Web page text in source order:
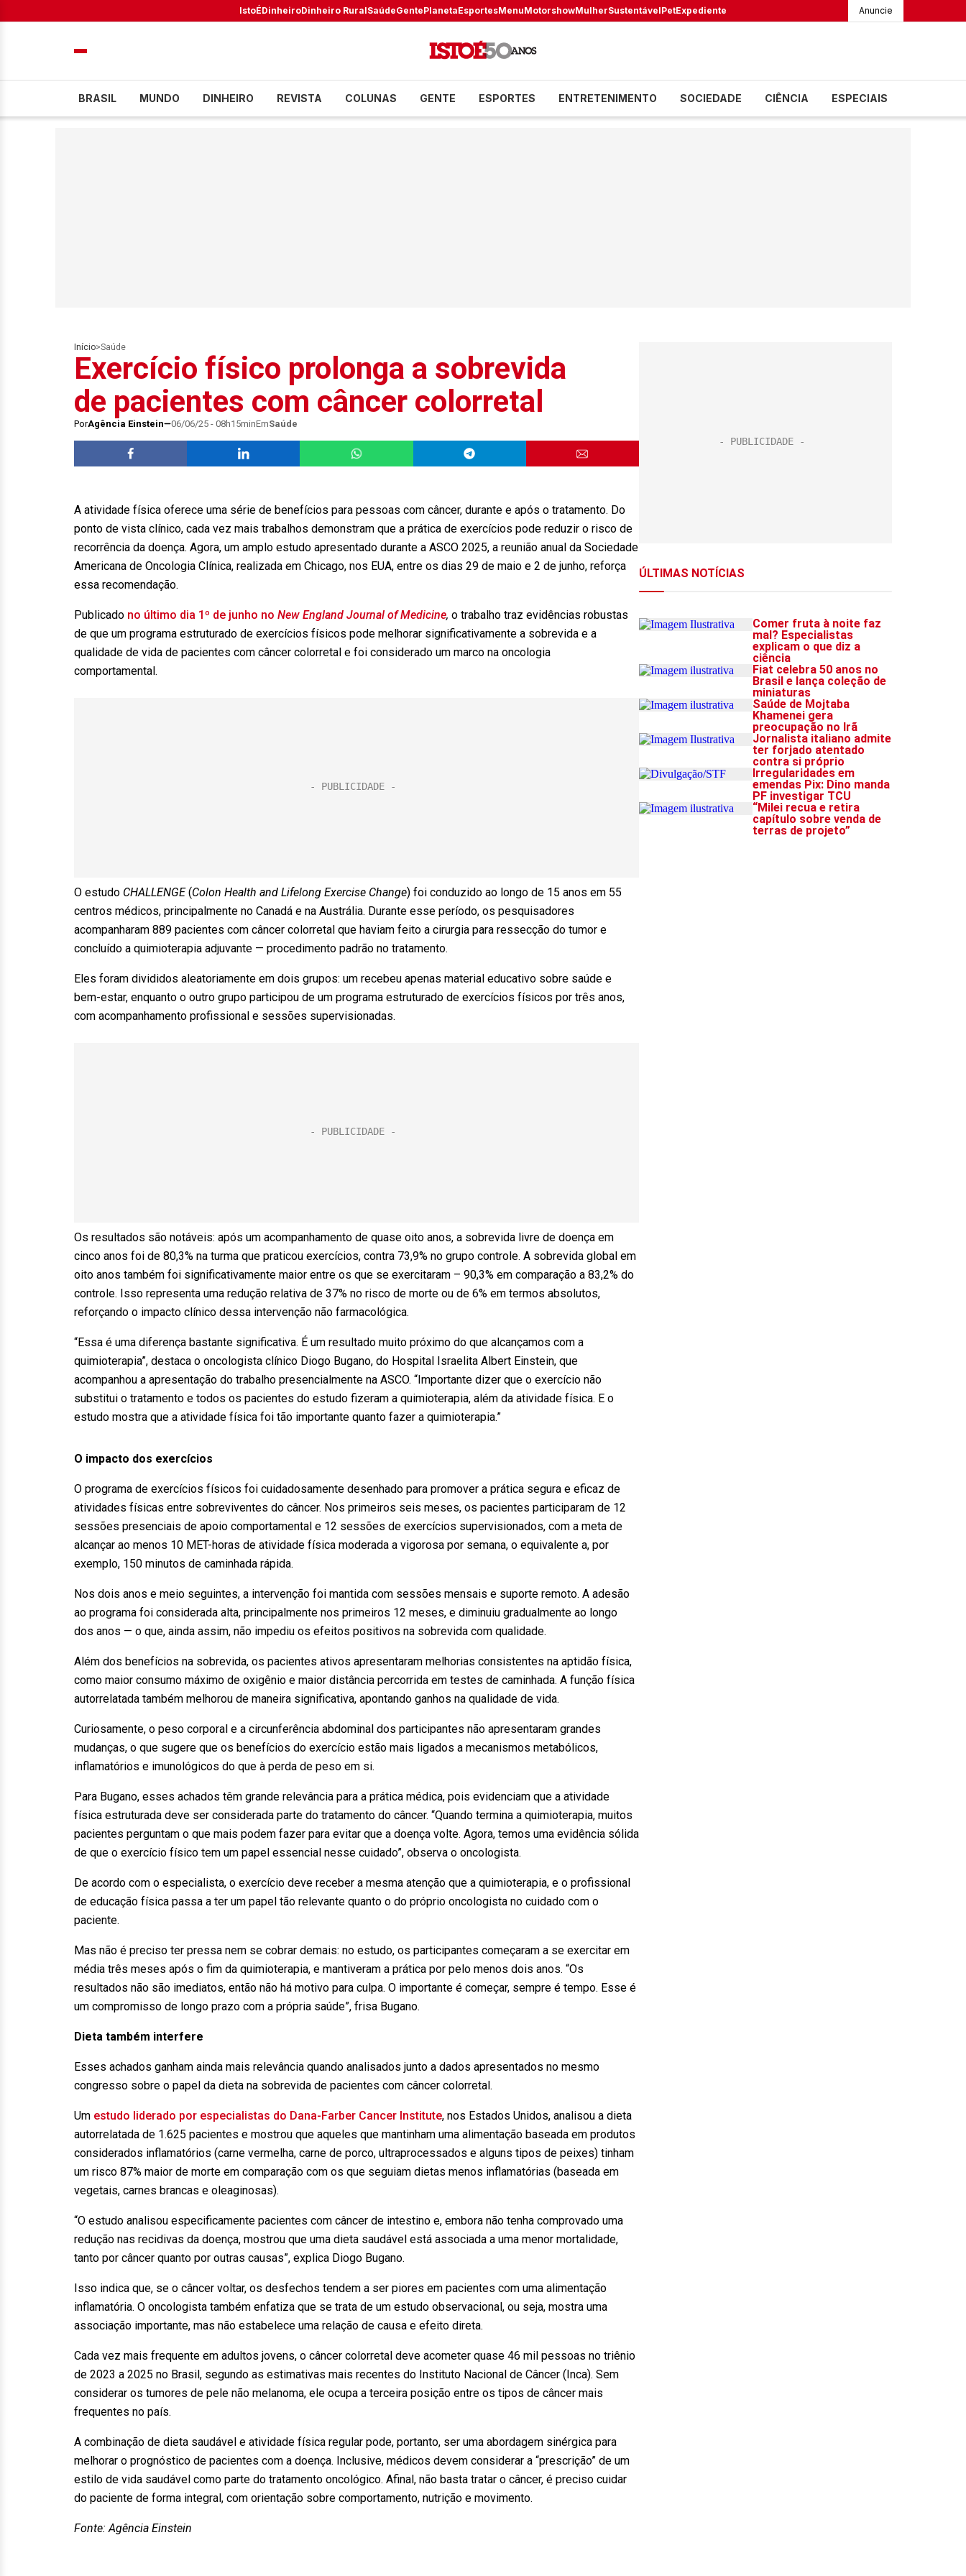
IstoÉDinheiroDinheiro RuralSaúdeGentePlanetaEsportesMenuMotorshowMulherSustentávelPetExpediente Anuncie
BRASIL MUNDO DINHEIRO REVISTA COLUNAS GENTE ESPORTES ENTRETENIMENTO SOCIEDADE CIÊNCIA ESPECIAIS
Início>Saúde
Exercício físico prolonga a sobrevida
de pacientes com câncer colorretal
PorAgência Einstein 06/06/25 - 08h15minEmSaúde
A atividade física oferece uma série de benefícios para pessoas com câncer, durante e após o tratamento. Do
ponto de vista clínico, cada vez mais trabalhos demonstram que a prática de exercícios pode reduzir o risco de
recorrência da doença. Agora, um amplo estudo apresentado durante a ASCO 2025, a reunião anual da Sociedade
Americana de Oncologia Clínica, realizada em Chicago, nos EUA, entre os dias 29 de maio e 2 de junho, reforça
essa recomendação.
Publicado no último dia 1º de junho no New England Journal of Medicine, o trabalho traz evidências robustas
de que um programa estruturado de exercícios físicos pode melhorar significativamente a sobrevida e a
qualidade de vida de pacientes com câncer colorretal e foi considerado um marco na oncologia
comportamental.
O estudo CHALLENGE(Colon Health and Lifelong Exercise Change) foi conduzido ao longo de 15 anos em 55
centros médicos, principalmente no Canadá e na Austrália. Durante esse período, os pesquisadores
acompanharam 889 pacientes com câncer colorretal que haviam feito a cirurgia para ressecção do tumor e
concluído a quimioterapia adjuvante — procedimento padrão no tratamento.
Eles foram divididos aleatoriamente em dois grupos: um recebeu apenas material educativo sobre saúde e
bem-estar, enquanto o outro grupo participou de um programa estruturado de exercícios físicos por três anos,
com acompanhamento profissional e sessões supervisionadas.
Os resultados são notáveis: após um acompanhamento de quase oito anos, a sobrevida livre de doença em
cinco anos foi de 80,3% na turma que praticou exercícios, contra 73,9% no grupo controle. A sobrevida global em
oito anos também foi significativamente maior entre os que se exercitaram – 90,3% em comparação a 83,2% do
controle. Isso representa uma redução relativa de 37% no risco de morte ou de 6% em termos absolutos,
reforçando o impacto clínico dessa intervenção não farmacológica.
“Essa é uma diferença bastante significativa. É um resultado muito próximo do que alcançamos com a
quimioterapia”, destaca o oncologista clínico Diogo Bugano, do Hospital Israelita Albert Einstein, que
acompanhou a apresentação do trabalho presencialmente na ASCO. “Importante dizer que o exercício não
substitui o tratamento e todos os pacientes do estudo fizeram a quimioterapia, além da atividade física. E o
estudo mostra que a atividade física foi tão importante quanto fazer a quimioterapia.”
O impacto dos exercícios
O programa de exercícios físicos foi cuidadosamente desenhado para promover a prática segura e eficaz de
atividades físicas entre sobreviventes do câncer. Nos primeiros seis meses, os pacientes participaram de 12
sessões presenciais de apoio comportamental e 12 sessões de exercícios supervisionados, com a meta de
alcançar ao menos 10 MET-horas de atividade física moderada a vigorosa por semana, o equivalente a, por
exemplo, 150 minutos de caminhada rápida.
Nos dois anos e meio seguintes, a intervenção foi mantida com sessões mensais e suporte remoto. A adesão
ao programa foi considerada alta, principalmente nos primeiros 12 meses, e diminuiu gradualmente ao longo
dos anos — o que, ainda assim, não impediu os efeitos positivos na sobrevida com qualidade.
Além dos benefícios na sobrevida, os pacientes ativos apresentaram melhorias consistentes na aptidão física,
como maior consumo máximo de oxigênio e maior distância percorrida em testes de caminhada. A função física
autorrelatada também melhorou de maneira significativa, apontando ganhos na qualidade de vida.
Curiosamente, o peso corporal e a circunferência abdominal dos participantes não apresentaram grandes
mudanças, o que sugere que os benefícios do exercício estão mais ligados a mecanismos metabólicos,
inflamatórios e imunológicos do que à perda de peso em si.
Para Bugano, esses achados têm grande relevância para a prática médica, pois evidenciam que a atividade
física estruturada deve ser considerada parte do tratamento do câncer. “Quando termina a quimioterapia, muitos
pacientes perguntam o que mais podem fazer para evitar que a doença volte. Agora, temos uma evidência sólida
de que o exercício físico tem um papel essencial nesse cuidado”, observa o oncologista.
De acordo com o especialista, o exercício deve receber a mesma atenção que a quimioterapia, e o profissional
de educação física passa a ter um papel tão relevante quanto o do próprio oncologista no cuidado com o
paciente.
Mas não é preciso ter pressa nem se cobrar demais: no estudo, os participantes começaram a se exercitar em
média três meses após o fim da quimioterapia, e mantiveram a prática por pelo menos dois anos. “Os
resultados não são imediatos, então não há motivo para culpa. O importante é começar, sempre é tempo. Esse é
um compromisso de longo prazo com a própria saúde”, frisa Bugano.
Dieta também interfere
Esses achados ganham ainda mais relevância quando analisados junto a dados apresentados no mesmo
congresso sobre o papel da dieta na sobrevida de pacientes com câncer colorretal.
Um estudo liderado por especialistas do Dana-Farber Cancer Institute, nos Estados Unidos, analisou a dieta
autorrelatada de 1.625 pacientes e mostrou que aqueles que mantinham uma alimentação baseada em produtos
considerados inflamatórios (carne vermelha, carne de porco, ultraprocessados e alguns tipos de peixes) tinham
um risco 87% maior de morte em comparação com os que seguiam dietas menos inflamatórias (baseada em
vegetais, carnes brancas e oleaginosas).
“O estudo analisou especificamente pacientes com câncer de intestino e, embora não tenha comprovado uma
redução nas recidivas da doença, mostrou que uma dieta saudável está associada a uma menor mortalidade,
tanto por câncer quanto por outras causas”, explica Diogo Bugano.
Isso indica que, se o câncer voltar, os desfechos tendem a ser piores em pacientes com uma alimentação
inflamatória. O oncologista também enfatiza que se trata de um estudo observacional, ou seja, mostra uma
associação importante, mas não estabelece uma relação de causa e efeito direta.
Cada vez mais frequente em adultos jovens, o câncer colorretal deve acometer quase 46 mil pessoas no triênio
de 2023 a 2025 no Brasil, segundo as estimativas mais recentes do Instituto Nacional de Câncer (Inca). Sem
considerar os tumores de pele não melanoma, ele ocupa a terceira posição entre os tipos de câncer mais
frequentes no país.
A combinação de dieta saudável e atividade física regular pode, portanto, ser uma abordagem sinérgica para
melhorar o prognóstico de pacientes com a doença. Inclusive, médicos devem considerar a “prescrição” de um
estilo de vida saudável como parte do tratamento oncológico. Afinal, não basta tratar o câncer, é preciso cuidar
do paciente de forma integral, com orientação sobre comportamento, nutrição e movimento.
Fonte: Agência Einstein